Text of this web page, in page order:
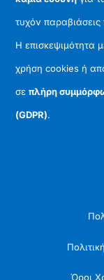
τυχόν παραβιάσεις
Η επισκεψιμότητα
χρήση cookies ή
σεπλήρη
(GDPR).
Όροι